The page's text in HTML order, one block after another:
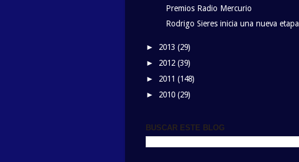
Premios Radio Mercurio
Rodrigo Sieres inicia una nueva etapa
► 2013 (29)
► 2012 (39)
► 2011 (148)
► 2010 (29)
BUSCAR ESTE BLOG